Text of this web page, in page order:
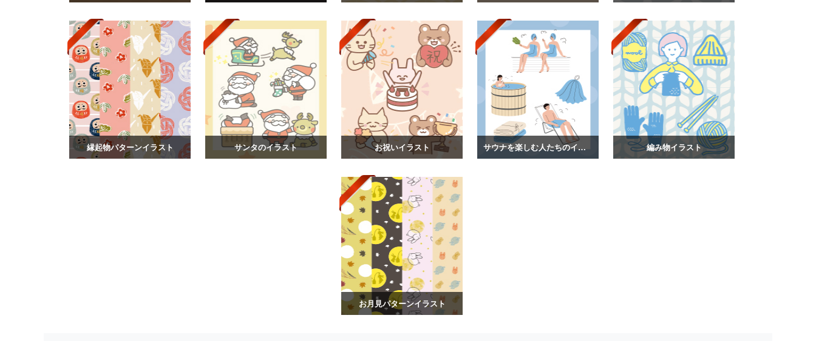
縁起物パターンイラスト サンタのイラスト お祝いイラスト サウナを楽しむ人たちのイラスト 編み物イラスト
お月見パターンイラスト